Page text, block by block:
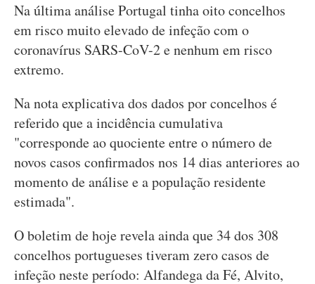
Na última análise Portugal tinha oito concelhos
em risco muito elevado de infeção com o
coronavírus SARS-CoV-2 e nenhum em risco
extremo.
Na nota explicativa dos dados por concelhos é
referido que a incidência cumulativa
"corresponde ao quociente entre o número de
novos casos confirmados nos 14 dias anteriores ao
momento de análise e a população residente
estimada".
O boletim de hoje revela ainda que 34 dos 308
concelhos portugueses tiveram zero casos de
infeção neste período: Alfandega da Fé, Alvito,